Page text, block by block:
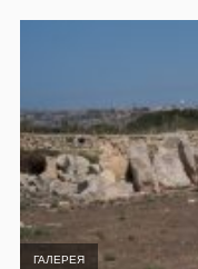
ГАЛЕРЕЯ